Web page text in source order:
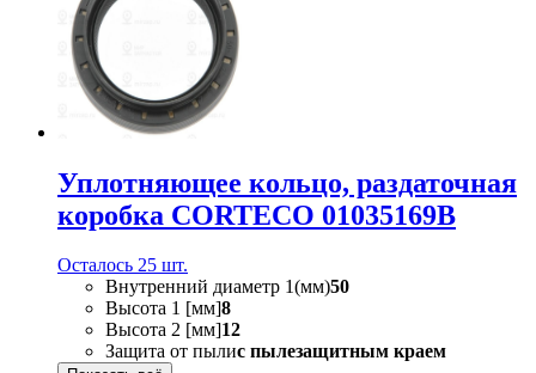
Уплотняющее кольцо, раздаточная
коробка CORTECO 01035169B
Осталось 25 шт.
Внутренний диаметр 1(мм)50
Высота 1 [мм]8
Высота 2 [мм]12
Защита от пылис пылезащитным краем